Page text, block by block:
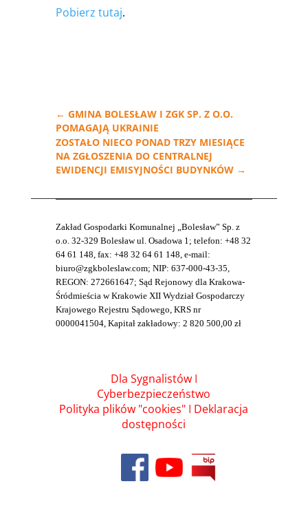
Pobierz tutaj.
← GMINA BOLESŁAW I ZGK SP. Z O.O.
POMAGAJĄ UKRAINIE
ZOSTAŁO NIECO PONAD TRZY MIESIĄCE
NA ZGŁOSZENIA DO CENTRALNEJ
EWIDENCJI EMISYJNOŚCI BUDYNKÓW→
Zakład Gospodarki Komunalnej „Bolesław” Sp. z
o.o. 32-329 Bolesław ul. Osadowa 1; telefon: +48 32
64 61 148, fax: +48 32 64 61 148, e-mail:
biuro@zgkboleslaw.com; NIP: 637-000-43-35,
REGON: 272661647; Sąd Rejonowy dla Krakowa-
Śródmieścia w Krakowie XII Wydział Gospodarczy
Krajowego Rejestru Sądowego, KRS nr
0000041504, Kapitał zakładowy: 2 820 500,00 zł
Dla SygnalistówI
Cyberbezpieczeństwo
Polityka plików "cookies" I Deklaracja
dostępności